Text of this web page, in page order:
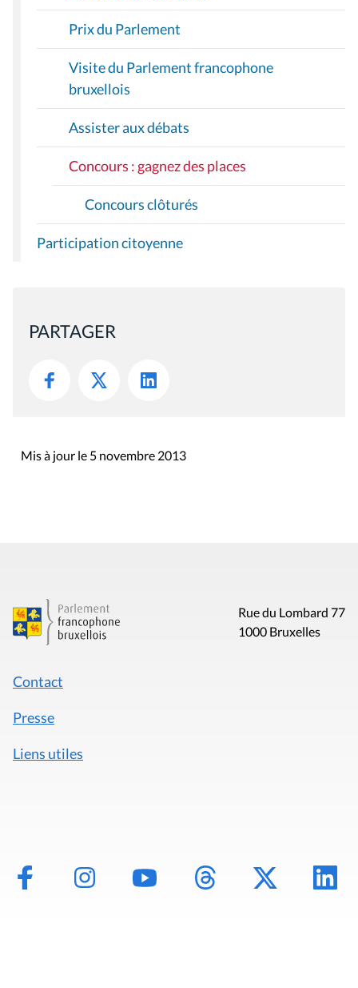
Prix du Parlement
Visite du Parlement francophone
bruxellois
Assister aux débats
Concours : gagnez des places
Concours clôturés
Participation citoyenne
PARTAGER
Mis à jour le 5 novembre 2013
Rue du Lombard 77
1000 Bruxelles
Contact
Presse
Liens utiles